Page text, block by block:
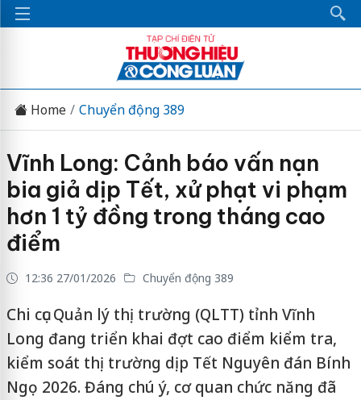
Home Chuyển động 389
Vĩnh Long: Cảnh báo vấn nạn
bia giả dịp Tết, xử phạt vi phạm
hơn 1 tỷ đồng trong tháng cao
điểm
12:36 27/01/2026 Chuyển động 389
Chi cục Quản lý thị trường (QLTT) tỉnh Vĩnh
Long đang triển khai đợt cao điểm kiểm tra,
kiểm soát thị trường dịp Tết Nguyên đán Bính
Ngọ 2026. Đáng chú ý, cơ quan chức năng đã